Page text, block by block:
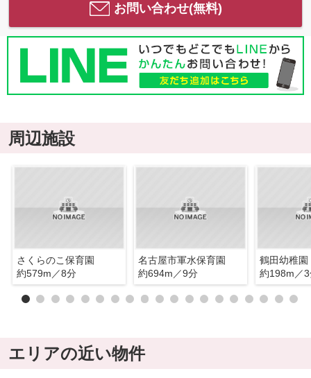
お問い合わせ(無料)
周辺施設
さくらのこ保育園
約579m／8分
名古屋市軍水保育園
約694m／9分
鶴田幼稚園
約198m／
エリアの近い物件